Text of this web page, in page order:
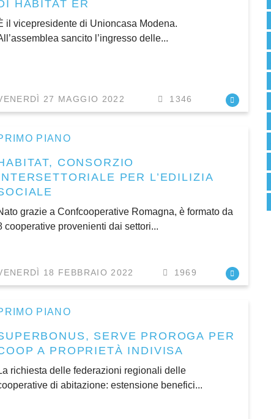
HABITAT ER
il vicepresidente di Unioncasa Modena.
sancito l’ingresso delle...
27 MAGGIO 2022 1346
PIANO
CONSORZIO
PER L’EDILIZIA
grazie a Confcooperative Romagna, è formato da
cooperative provenienti dai settori...
18 FEBBRAIO 2022 1969
PIANO
SERVE PROROGA PER
A PROPRIETÀ INDIVISA
richiesta delle federazioni regionali delle
di abitazione: estensione benefici...